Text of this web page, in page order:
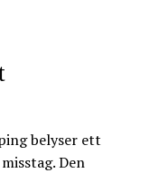
belyser ett
Den